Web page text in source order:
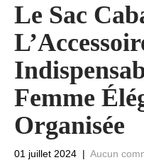
Le Sac
Femme
Organisée
01 juillet 2024 | Aucun